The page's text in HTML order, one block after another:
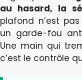
au hasard, la
plafond n’est pas
un garde-fou
Une main qui
c’est le contrôle